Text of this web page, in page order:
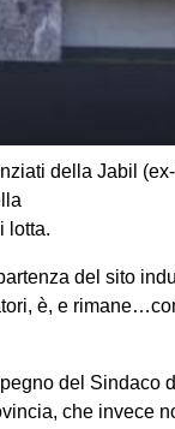
della Jabil
lotta.
del sito
è, e
del Sindaco
che invece